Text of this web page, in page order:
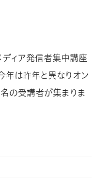
ディア発信者集中講座
年は昨年と異なりオン
の受講者が集まりま